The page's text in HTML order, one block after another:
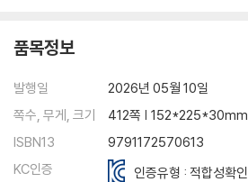
품목정보
발행일
2026년 05월 10일
쪽수, 무게, 크기
412쪽 | 152*225*30mm
ISBN13
9791172570613
KC인증
인증유형 : 적합성확인